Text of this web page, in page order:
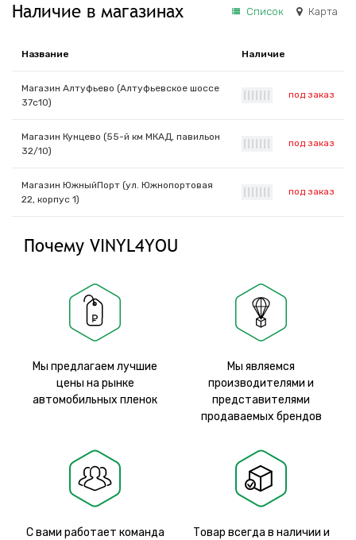
Наличие в магазинах Список Карта
Название Наличие
Магазин Алтуфьево (Алтуфьевское шоссе
37с10)
под заказ
Магазин Кунцево (55-й км МКАД, павильон
32/10)
под заказ
Магазин ЮжныйПорт (ул. Южнопортовая
22, корпус 1)
под заказ
Почему VINYL4YOU
Мы предлагаем лучшие
цены на рынке
автомобильных пленок
Мы являемся
производителями и
представителями
продаваемых брендов
С вами работает команда
Товар всегда в наличии и